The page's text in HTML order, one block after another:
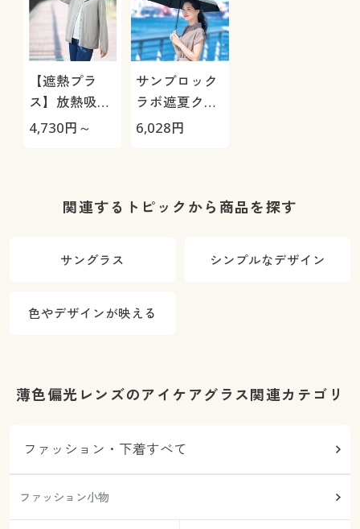
【遮熱プラ
ス】放熱吸汗
首までカバー
4,730円～
サンブロック
ラボ遮夏クー
ル晴雨兼用傘
6,028円
関連するトピックから商品を探す
サングラス シンプルなデザイン
色やデザインが映える
薄色偏光レンズのアイケアグラス関連カテゴリ
ファッション・下着すべて
ファッション小物